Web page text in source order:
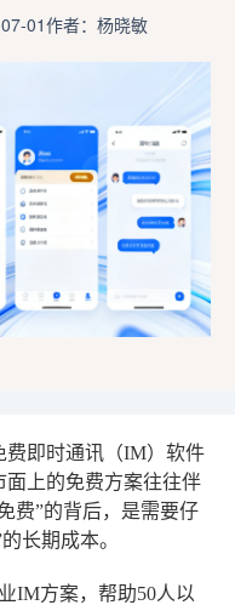
01作者：杨晓敏
费即时通讯（IM）软件
面上的免费方案往往伴
费”的背后，是需要仔
长期成本。
IM方案，帮助50人以